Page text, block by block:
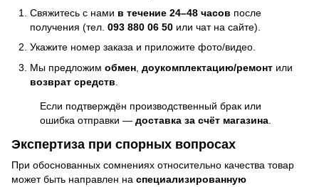
Свяжитесь с нами в течение 24–48 часов после
получения (тел. 093 880 06 50 или чат на сайте).
Укажите номер заказа и приложите фото/видео.
Мы предложим обмен доукомплектацию/ремонт или
возврат средств
Если подтверждён производственный брак или
ошибка отправки — доставка за счёт магазина
Экспертиза при спорных вопросах
При обоснованных сомнениях относительно качества товар
может быть направлен на специализированную